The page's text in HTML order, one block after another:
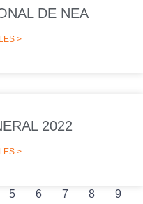
DE NEA
>
2022
>
5 6 7 8
9